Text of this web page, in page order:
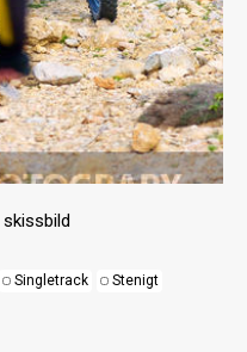
Singletrack
Stenigt